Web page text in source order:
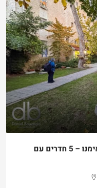
קוטג’ עליון למכירה ברחוב רחל אימנו – 5 חדרים עם